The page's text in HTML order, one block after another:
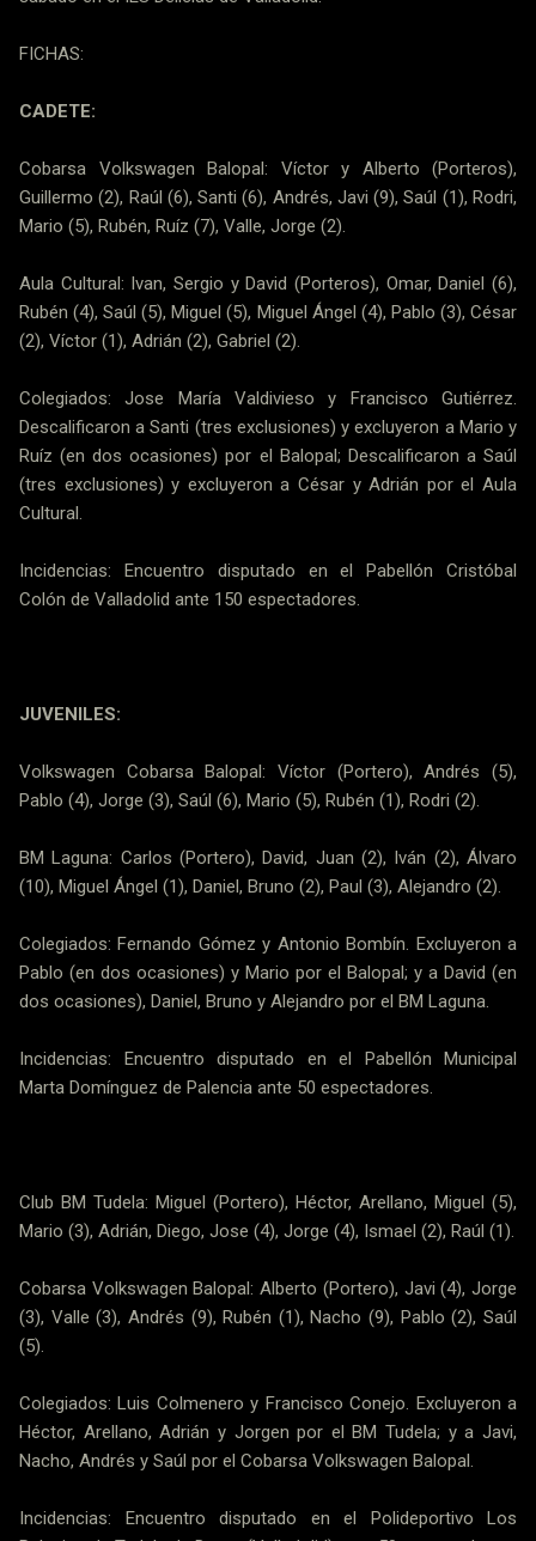
FICHAS:
CADETE:
Cobarsa Volkswagen Balopal: Víctor y Alberto (Porteros),
Guillermo (2), Raúl (6), Santi (6), Andrés, Javi (9), Saúl (1), Rodri,
Mario (5), Rubén, Ruíz (7), Valle, Jorge (2).
Aula Cultural: Ivan, Sergio y David (Porteros), Omar, Daniel (6),
Rubén (4), Saúl (5), Miguel (5), Miguel Ángel (4), Pablo (3), César
(2), Víctor (1), Adrián (2), Gabriel (2).
Colegiados: Jose María Valdivieso y Francisco Gutiérrez.
Descalificaron a Santi (tres exclusiones) y excluyeron a Mario y
Ruíz (en dos ocasiones) por el Balopal; Descalificaron a Saúl
(tres exclusiones) y excluyeron a César y Adrián por el Aula
Cultural.
Incidencias: Encuentro disputado en el Pabellón Cristóbal
Colón de Valladolid ante 150 espectadores.
JUVENILES:
Volkswagen Cobarsa Balopal: Víctor (Portero), Andrés (5),
Pablo (4), Jorge (3), Saúl (6), Mario (5), Rubén (1), Rodri (2).
BM Laguna: Carlos (Portero), David, Juan (2), Iván (2), Álvaro
(10), Miguel Ángel (1), Daniel, Bruno (2), Paul (3), Alejandro (2).
Colegiados: Fernando Gómez y Antonio Bombín. Excluyeron a
Pablo (en dos ocasiones) y Mario por el Balopal; y a David (en
dos ocasiones), Daniel, Bruno y Alejandro por el BM Laguna.
Incidencias: Encuentro disputado en el Pabellón Municipal
Marta Domínguez de Palencia ante 50 espectadores.
Club BM Tudela: Miguel (Portero), Héctor, Arellano, Miguel (5),
Mario (3), Adrián, Diego, Jose (4), Jorge (4), Ismael (2), Raúl (1).
Cobarsa Volkswagen Balopal: Alberto (Portero), Javi (4), Jorge
(3), Valle (3), Andrés (9), Rubén (1), Nacho (9), Pablo (2), Saúl
(5).
Colegiados: Luis Colmenero y Francisco Conejo. Excluyeron a
Héctor, Arellano, Adrián y Jorgen por el BM Tudela; y a Javi,
Nacho, Andrés y Saúl por el Cobarsa Volkswagen Balopal.
Incidencias: Encuentro disputado en el Polideportivo Los